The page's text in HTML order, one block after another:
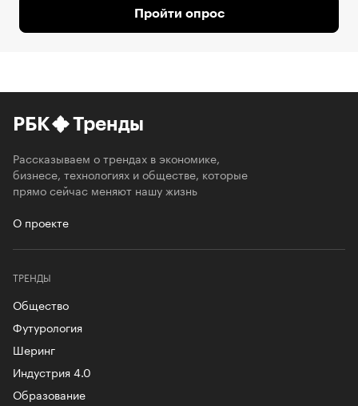
Пройти опрос
РБК Тренды
Рассказываем о трендах в экономике,
бизнесе, технологиях и обществе, которые
прямо сейчас меняют нашу жизнь
О проекте
ТРЕНДЫ
Общество
Футурология
Шеринг
Индустрия 4.0
Образование